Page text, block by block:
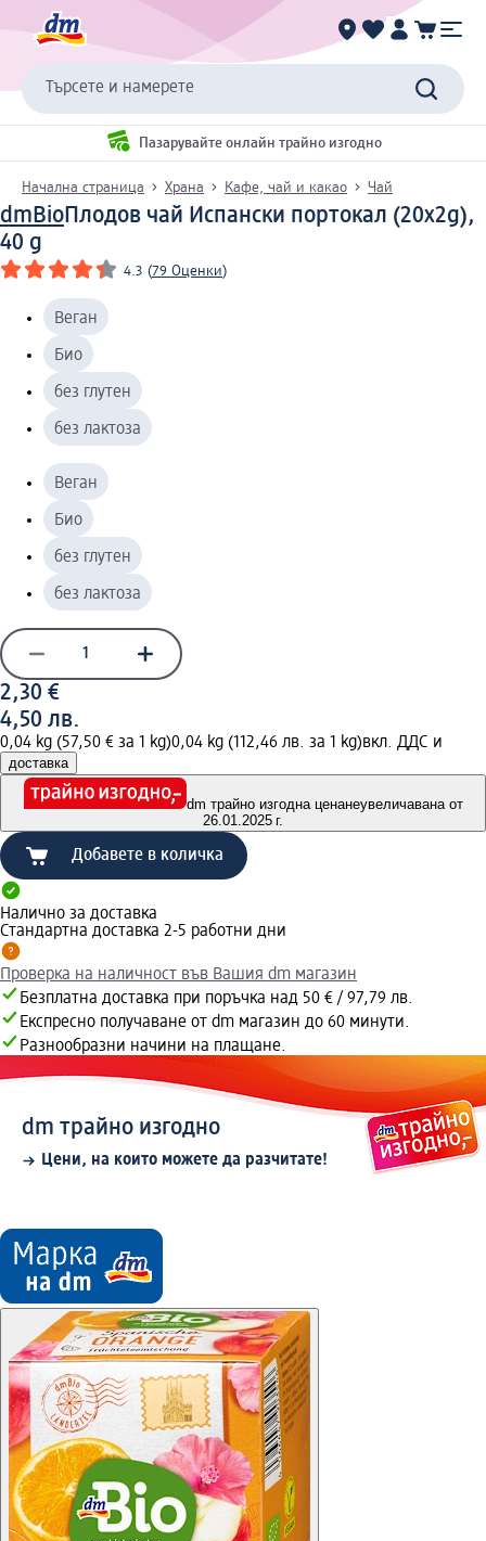
Търсете и намерете
Пазарувайте онлайн трайно изгодно
Начална страница Храна Кафе, чай и какао Чай
dmBioПлодов чай Испански портокал (20x2g),
40 g
4.3 (79 Оценки)
Веган
Био
без глутен
без лактоза
Веган
Био
без глутен
без лактоза
2,30 €
4,50 лв.
0,04 kg (57,50 € за 1 kg)0,04 kg (112,46 лв. за 1 kg)вкл. ДДС и
доставка
dm трайно изгодна ценанеувеличавана от
26.01.2025 г.
Добавете в количка
Налично за доставка
Стандартна доставка 2-5 работни дни
Проверка на наличност във Вашия dm магазин
Безплатна доставка при поръчка над 50 € / 97,79 лв.
Експресно получаване от dm магазин до 60 минути.
Разнообразни начини на плащане.
dm трайно изгодно
Цени, на които можете да разчитате!